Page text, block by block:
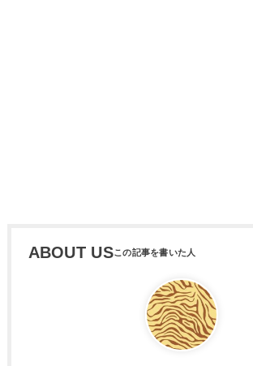
ABOUT US